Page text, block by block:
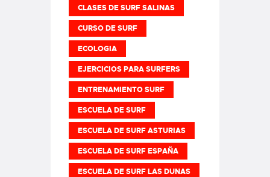
CLASES DE SURF SALINAS
CURSO DE SURF
ECOLOGIA
EJERCICIOS PARA SURFERS
ENTRENAMIENTO SURF
ESCUELA DE SURF
ESCUELA DE SURF ASTURIAS
ESCUELA DE SURF ESPAÑA
ESCUELA DE SURF LAS DUNAS